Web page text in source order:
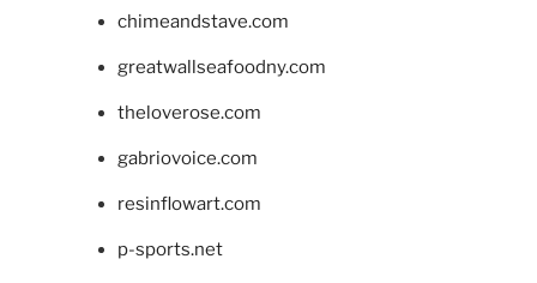
chimeandstave.com
greatwallseafoodny.com
theloverose.com
gabriovoice.com
resinflowart.com
p-sports.net